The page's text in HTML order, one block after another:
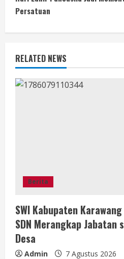
t
i
n
u
e
n
g
Persatuan
RELATED NEWS
Berita
SWI Kabupaten
SDN Merangkap Jabatan
Desa
Admin 7 Agustus 2026